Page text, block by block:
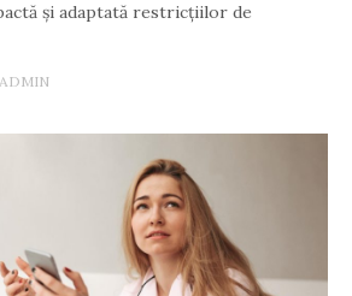
și adaptată restricțiilor de
ADMIN